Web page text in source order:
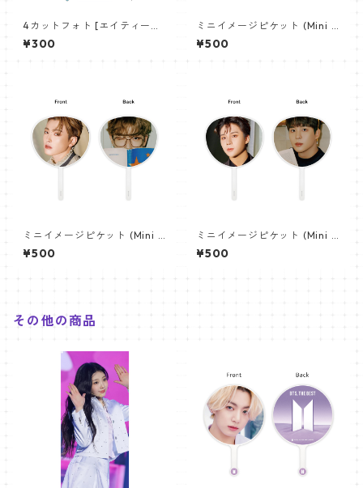
4カットフォト [エイティーズ
サン-01]4CUT PHOTO ATEEZ
SAN 01
¥300
ミニイメージピケット (Mini I
mage Picket) うちわ - ATEE
Z (ateez01)
¥500
ミニイメージピケット (Mini I
mage Picket) うちわ - ホン
ジュン (hogjoong01)
¥500
ミニイメージピケット (Mini I
mage Picket) うちわ - ジョ
ンホ (jongho01)
¥500
その他の商品